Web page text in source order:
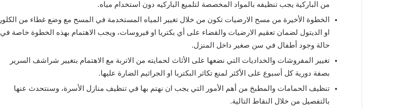
من الباركية يجب تنظيفه بالمواد المخصصة لتلميع الباركيه دون استخدام مياه.
الخطوة الأخيرة من مسح الارضيات تكون من خلال تغيير المياه المستخدمة في المسح مع وضع غطاء من الكلور
او الديتول لضمان تعقيم الارضيات والقضاء على أي بكتريا او فيروسات، ويجب الاهتمام بهذه الخطوة خاصة في
حالة وجود أطفال في سن صغير داخل المنزل.
تغيير المفروشات والخداديات التي نضعها على الأثاث لحمايته من الاتربة مع الاهتمام بتغيير شراشف السرير
بصفة دورية كل أسبوع على الأكثر لمنع تكاثر البكتريا او الجراثيم الضارة عليها.
تنظيف الحمامات والمطبخ من أهم الأمور التي يجب ان نهتم بها في تنظيف منازل الأسرة، وسنتحدث عنها
بالتفصيل من خلال النقاط التالية.